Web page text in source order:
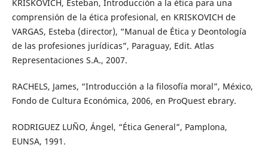
KRISKOVICH, Esteban, Introducción a la ética para una
comprensión de la ética profesional, en KRISKOVICH de
VARGAS, Esteba (director), “Manual de Ética y Deontología
de las profesiones jurídicas”, Paraguay, Edit. Atlas
Representaciones S.A., 2007.
RACHELS, James, “Introducción a la filosofía moral”, México,
Fondo de Cultura Económica, 2006, en ProQuest ebrary.
RODRIGUEZ LUÑO, Ángel, “Ética General”, Pamplona,
EUNSA, 1991.